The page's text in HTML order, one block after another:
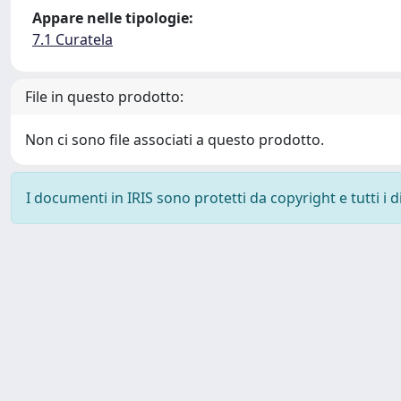
Appare nelle tipologie:
7.1 Curatela
File in questo prodotto:
Non ci sono file associati a questo prodotto.
I documenti in IRIS sono protetti da copyright e tutti i